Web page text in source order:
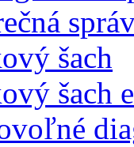
šach
šach